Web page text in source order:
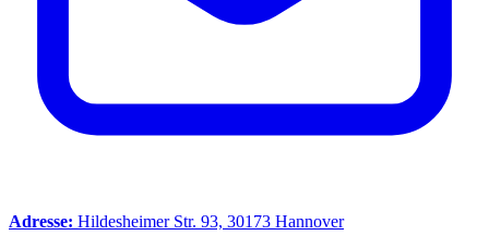
Adresse: Hildesheimer Str. 93, 30173 Hannover